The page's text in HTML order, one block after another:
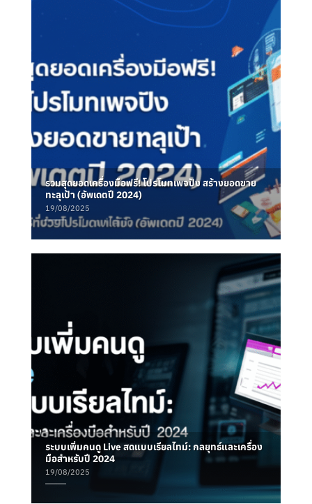
รวมสุดยอดเครื่องมือฟรี! โปรโมทเพจปัง สร้างยอดขาย
ทะลุเป้า (อัพเดตปี 2024)
19/08/2025
ระบบเพิ่มคนดู Live สดแบบเรียลไทม์: กลยุทธ์และเครื่อง
มือสำหรับปี 2024
19/08/2025